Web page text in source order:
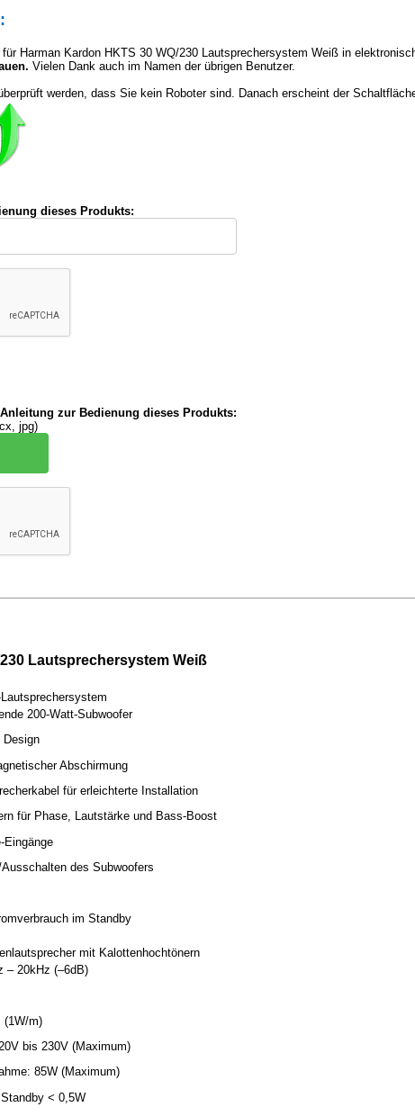
Harman Kardon HKTS 30 WQ/230 Lautsprechersystem Weiß in
Vielen Dank auch im Namen der übrigen Benutzer.
werden, dass Sie kein Roboter sind. Danach erscheint der
dieses Produkts:
zur Bedienung dieses Produkts:
jpg)
Lautsprechersystem Weiß
200-Watt-Subwoofer
Design
Abschirmung
für erleichterte Installation
für Phase, Lautstärke und Bass-Boost
Eingänge
des Subwoofers
im Standby
mit Kalottenhochtönern
– 20kHz (–6dB)
(1W/m)
bis 230V (Maximum)
85W (Maximum)
Standby < 0,5W